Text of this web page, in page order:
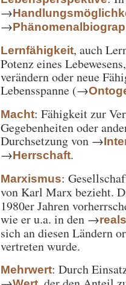
→
→
Lernfähigkeit, auch
Potenz eines
verändern oder neue
Lebensspanne (→
Macht: Fähigkeit zur
Gegebenheiten oder
Durchsetzung von →
→Herrschaft.
Marxismus:
von Karl Marx bezieht.
1980er Jahren
wie er u.a. in den →
sich an diesen Ländern
vertreten wurde.
Mehrwert: Durch